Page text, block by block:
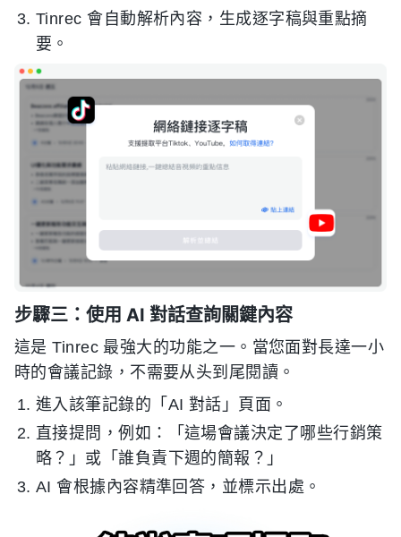
Tinrec 會自動解析內容，生成逐字稿與重點摘
要。
步驟三：使用 AI 對話查詢關鍵內容
這是 Tinrec 最強大的功能之一。當您面對長達一小
時的會議記錄，不需要从头到尾閱讀。
進入該筆記錄的「AI 對話」頁面。
直接提問，例如：「這場會議決定了哪些行銷策
略？」或「誰負責下週的簡報？」
AI 會根據內容精準回答，並標示出處。